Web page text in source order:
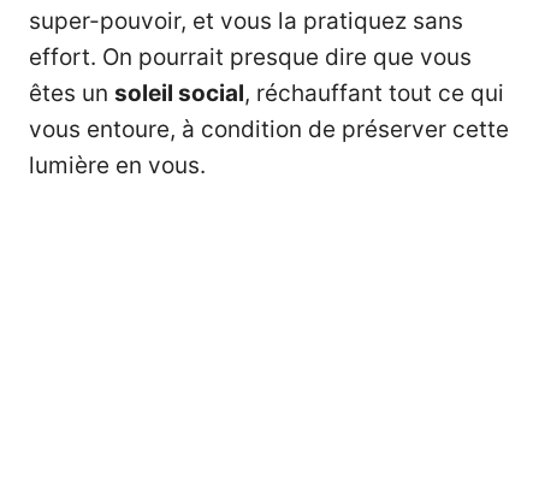
super-pouvoir, et vous la pratiquez sans
effort. On pourrait presque dire que vous
êtes un soleil social, réchauffant tout ce qui
vous entoure, à condition de préserver cette
lumière en vous.